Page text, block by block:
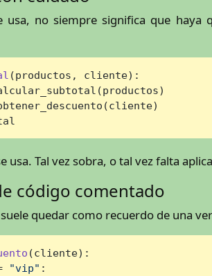
usa, no siempre significa que
(productos, cliente):
usa. Tal vez sobra, o tal vez falta
código comentado
quedar como recuerdo de una
(cliente):
"vip" :